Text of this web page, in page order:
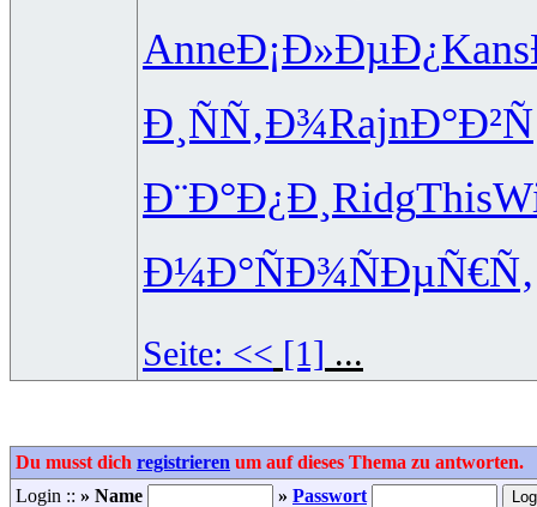
AnneÐ¡Ð»ÐµÐ¿Kans
Ð¸ÑÑ‚Ð¾Rajn
Ð¨Ð°Ð¿Ð¸ RidgThis
Ð¼Ð°ÑÐ¾ÑÐµÑ€Ñ‚
Seite: << [1] ...
Du musst dich registrieren um auf dieses Thema zu antworten.
Login :: » Name » Passwort